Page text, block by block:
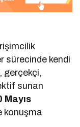
sürecinde kendi
gerçekçi,
sunan
Mayıs
konuşma